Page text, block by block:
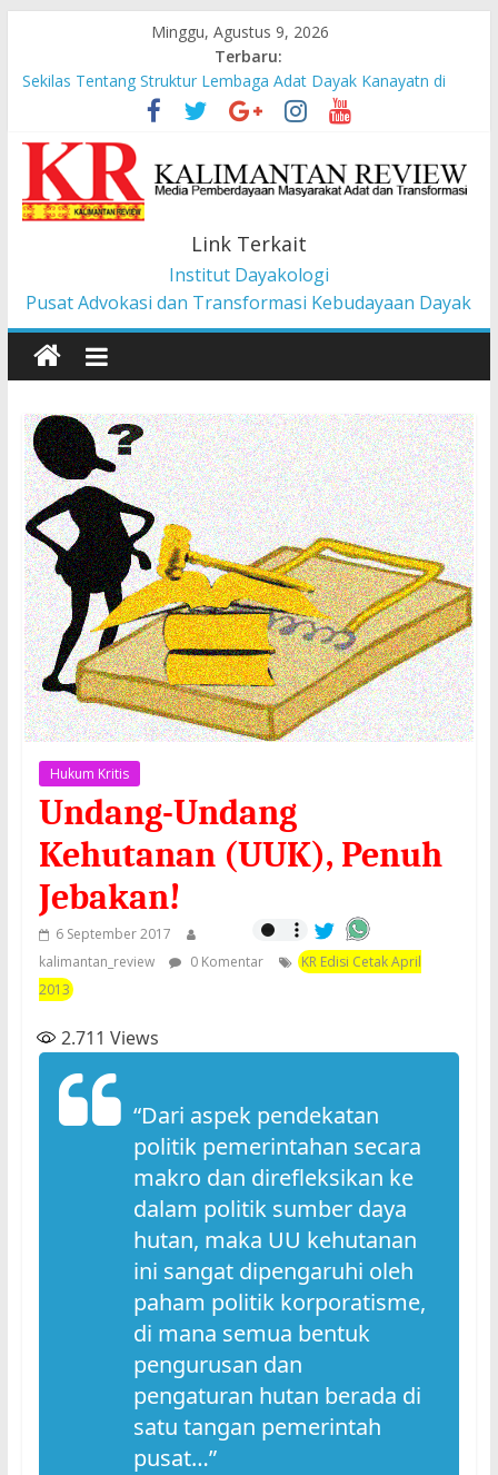
Minggu, Agustus 9, 2026
Terbaru:
Sekilas Tentang Struktur Lembaga Adat Dayak Kanayatn di
Masyarakat Adat Suku Balik Bersama AMAN Gugat UU IKN ke
Mahkamah Konstitusi
Pesan dari Pameran tentang Kisah-kisah dari Hulu Fragmen
Ruang Hidup Dayak Iban
Pembangunan Berbasis Budaya Masyarakat Adat: Pelajaran
dari CU à la Gerakan Pemberdayaan Pancur Kasih
Liawandira: Menenun Masa Depan Dayak Iban dari Lauk
Rugun, Ketemenggungan Jalai Lintang
Link Terkait
Institut Dayakologi
Pusat Advokasi dan Transformasi Kebudayaan Dayak
Hukum Kritis
Undang-Undang
Kehutanan (UUK), Penuh
Jebakan!
6 September 2017
kalimantan_review
0 Komentar
KR Edisi Cetak April
2013
2.711 Views
“Dari aspek pendekatan
politik pemerintahan secara
makro dan direfleksikan ke
dalam politik sumber daya
hutan, maka UU kehutanan
ini sangat dipengaruhi oleh
paham politik korporatisme,
di mana semua bentuk
pengurusan dan
pengaturan hutan berada di
satu tangan pemerintah
pusat…”